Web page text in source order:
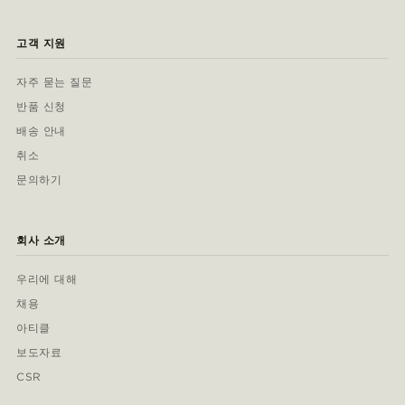
고객 지원
자주 묻는 질문
반품 신청
배송 안내
취소
문의하기
회사 소개
우리에 대해
채용
아티클
보도자료
CSR